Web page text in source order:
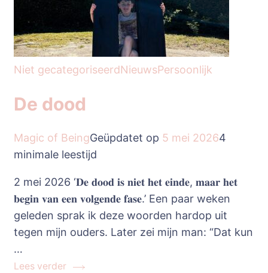
Niet gecategoriseerdNieuwsPersoonlijk
De dood
Magic of BeingGeüpdatet op 5 mei 20264
minimale leestijd
2 mei 2026 ‘𝐃𝐞 𝐝𝐨𝐨𝐝 𝐢𝐬 𝐧𝐢𝐞𝐭 𝐡𝐞𝐭 𝐞𝐢𝐧𝐝𝐞, 𝐦𝐚𝐚𝐫 𝐡𝐞𝐭
𝐛𝐞𝐠𝐢𝐧 𝐯𝐚𝐧 𝐞𝐞𝐧 𝐯𝐨𝐥𝐠𝐞𝐧𝐝𝐞 𝐟𝐚𝐬𝐞.’ Een paar weken
geleden sprak ik deze woorden hardop uit
tegen mijn ouders. Later zei mijn man: “Dat kun
…
Lees verder